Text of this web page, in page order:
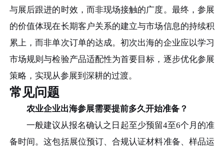
与展后跟进的时效，而非现场接触的广度。最终，参展
的价值体现在长期客户关系的建立与市场信息的持续积
累上，而非单次订单的达成。初次出海的企业应以学习
市场规则与检验产品适配性为首要目标，逐步优化参展
策略，实现从参展到深耕的过渡。
常见问题
农业企业出海参展需要提前多久开始准备？
一般建议从报名确认之日起至少预留4至6个月的准
备时间。这包括展位预订、合规认证材料准备、样品运